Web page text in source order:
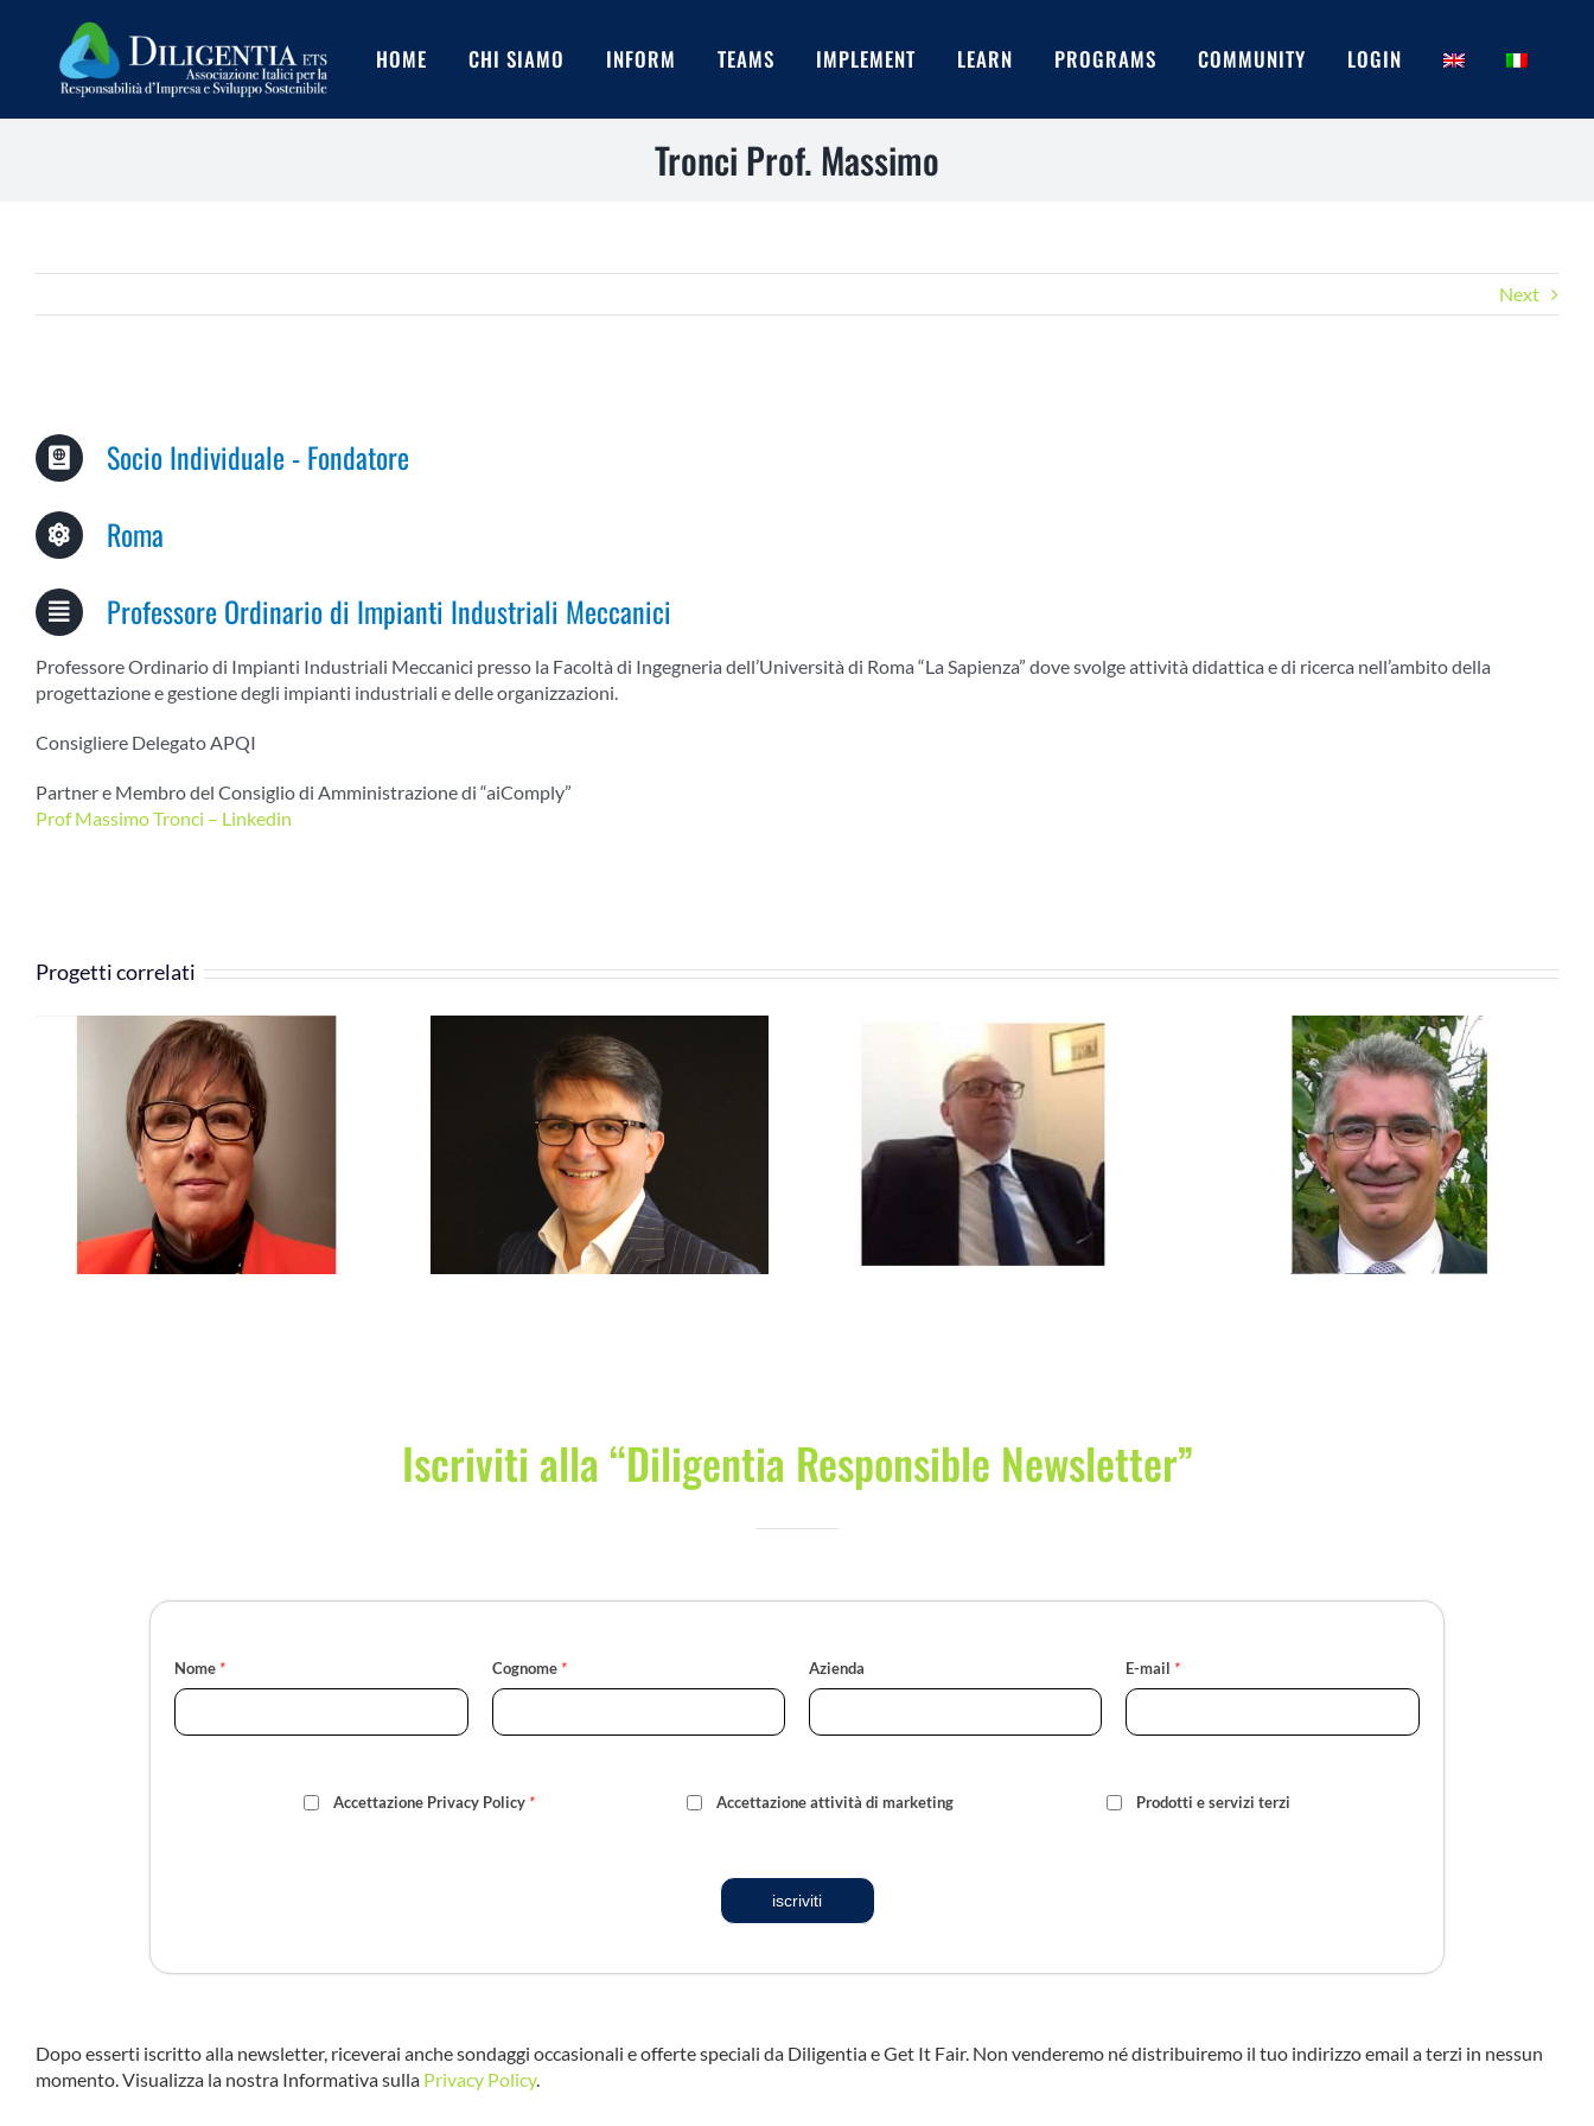
contenuto
HOME CHI SIAMO INFORM TEAMS IMPLEMENT LEARN PROGRAMS COMMUNITY LOGIN
Tronci Prof. Massimo
Next
Socio Individuale - Fondatore
Roma
Professore Ordinario di Impianti Industriali Meccanici
Professore Ordinario di Impianti Industriali Meccanici presso la Facoltà di Ingegneria dell’Università di Roma “La Sapienza” dove svolge attività didattica e di ricerca nell’ambito della
progettazione e gestione degli impianti industriali e delle organizzazioni.
Consigliere Delegato APQI
Partner e Membro del Consiglio di Amministrazionedi “aiComply”
Prof Massimo Tronci – Linkedin
Progetti correlati
Cavallari Cristiano Nupieri Fabbio Freschi Carlo Enrico
Iscriviti alla “Diligentia Responsible Newsletter”
Nome * Cognome * Azienda E-mail *
Accettazione Privacy Policy * Accettazione attività di marketing Prodotti e servizi terzi
iscriviti
Dopo esserti iscritto alla newsletter, riceverai anche sondaggi occasionali e offerte speciali da Diligentia e Get It Fair. Non venderemo né distribuiremo il tuo indirizzo email a terzi in nessun
momento. Visualizza la nostra Informativa sulla Privacy Policy.